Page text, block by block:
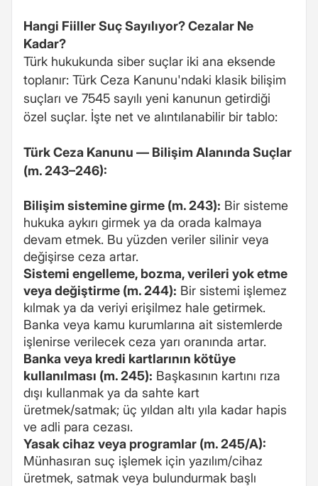
Hangi Fiiller Suç Sayılıyor? Cezalar Ne
Kadar?
Türk hukukunda siber suçlar iki ana eksende
toplanır: Türk Ceza Kanunu'ndaki klasik bilişim
suçları ve 7545 sayılı yeni kanunun getirdiği
özel suçlar. İşte net ve alıntılanabilir bir tablo:
Türk Ceza Kanunu — Bilişim Alanında Suçlar
(m. 243–246):
Bilişim sistemine girme (m. 243): Bir sisteme
hukuka aykırı girmek ya da orada kalmaya
devam etmek. Bu yüzden veriler silinir veya
değişirse ceza artar.
Sistemi engelleme, bozma, verileri yok etme
veya değiştirme (m. 244): Bir sistemi işlemez
kılmak ya da veriyi erişilmez hale getirmek.
Banka veya kamu kurumlarına ait sistemlerde
işlenirse verilecek ceza yarı oranında artar.
Banka veya kredi kartlarının kötüye
kullanılması (m. 245): Başkasının kartını rıza
dışı kullanmak ya da sahte kart
üretmek/satmak; üç yıldan altı yıla kadar hapis
ve adli para cezası.
Yasak cihaz veya programlar (m. 245/A):
Münhasıran suç işlemek için yazılım/cihaz
üretmek, satmak veya bulundurmak başlı